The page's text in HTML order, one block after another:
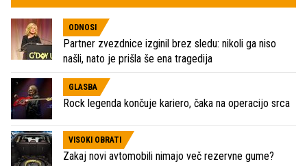
ODNOSI
Partner zvezdnice izginil brez sledu: nikoli ga niso
našli, nato je prišla še ena tragedija
GLASBA
Rock legenda končuje kariero, čaka na operacijo srca
VISOKI OBRATI
Zakaj novi avtomobili nimajo več rezervne gume?